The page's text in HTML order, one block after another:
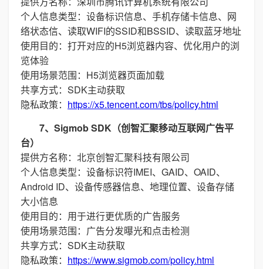
个人信息类型：设备标识信息、手机存储卡信息、网
络状态信、读取WIFI的SSID和BSSID、读取蓝牙地址
使用目的：打开对应的H5浏览器内容、优化用户的浏
览体验
使用场景范围：H5浏览器页面加载
共享方式：SDK主动获取
隐私政策： https://x5.tencent.com/tbs/policy.html
7、Sigmob SDK（创智汇聚移动互联网广告平
台）
提供方名称：北京创智汇聚科技有限公司
个人信息类型：设备标识符IMEI、GAID、OAID、
Android ID、设备传感器信息、地理位置、设备存储
大小信息
使用目的：用于进行更优质的广告服务
使用场景范围：广告分发曝光和点击检测
共享方式：SDK主动获取
隐私政策： https://www.sigmob.com/policy.html